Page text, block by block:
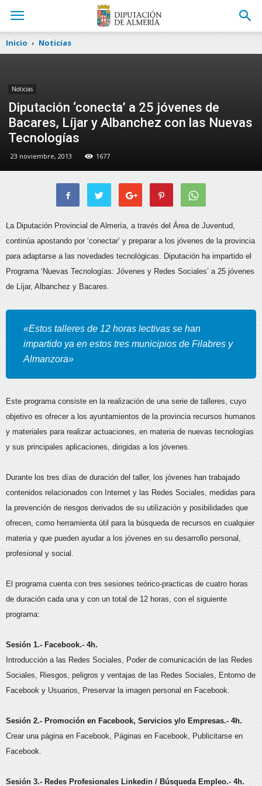
Inicio Noticias
Noticias
Diputación ‘conecta’ a 25 jóvenes de
Bacares, Líjar y Albanchez con las Nuevas
Tecnologías
23 noviembre, 2013 1677
La Diputación Provincial de Almería, a través del Área de Juventud,
continúa apostando por ‘conectar’ y preparar a los jóvenes de la provincia
para adaptarse a las novedades tecnológicas. Diputación ha impartido el
Programa ‘Nuevas Tecnologías: Jóvenes y Redes Sociales’ a 25 jóvenes
de Líjar, Albanchez y Bacares.
«Estos talleres de 12 horas lectivas se han
impartido ya en estos tres municipios de Filabres y
Almanzora»
Este programa consiste en la realización de una serie de talleres, cuyo
objetivo es ofrecer a los ayuntamientos de la provincia recursos humanos
y materiales para realizar actuaciones, en materia de nuevas tecnologías
y sus principales aplicaciones, dirigidas a los jóvenes.
Durante los tres días de duración del taller, los jóvenes han trabajado
contenidos relacionados con Internet y las Redes Sociales, medidas para
la prevención de riesgos derivados de su utilización y posibilidades que
ofrecen, como herramienta útil para la búsqueda de recursos en cualquier
materia y que pueden ayudar a los jóvenes en su desarrollo personal,
profesional y social.
El programa cuenta con tres sesiones teórico-practicas de cuatro horas
de duración cada una y con un total de 12 horas, con el siguiente
programa:
Sesión 1.- Facebook.- 4h.
Introducción a las Redes Sociales, Poder de comunicación de las Redes
Sociales, Riesgos, peligros y ventajas de las Redes Sociales, Entorno de
Facebook y Usuarios, Preservar la imagen personal en Facebook.
Sesión 2.- Promoción en Facebook, Servicios y/o Empresas.- 4h.
Crear una página en Facebook, Páginas en Facebook, Publicitarse en
Facebook.
Sesión 3.- Redes Profesionales Linkedin / Búsqueda Empleo.- 4h.